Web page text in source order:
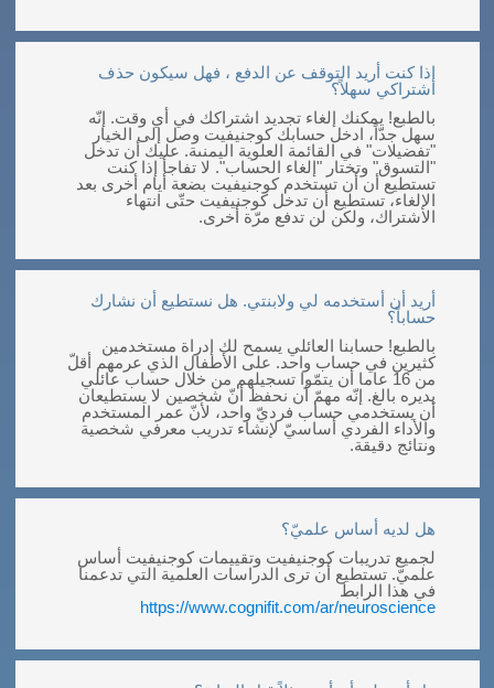
إذا كنت أريد التوقف عن الدفع ، فهل سيكون حذف
اشتراكي سهلاً؟
بالطبع! يمكنك إلغاء تجديد اشتراكك في أي وقت. إنّه
سهل جدّاً، ادخل حسابك كوجنيفيت وصل إلى الخيار
"تفضيلات" في القائمة العلوية اليمنىة. عليك أن تدخل
"التسوق" وتختار "إلغاء الحساب". لا تفاجأ إذا كنت
تستطيع أن أن تستخدم كوجنيفيت بضعة أيام أخرى بعد
الإلغاء، تستطيع أن تدخل كوجنيفيت حتّى انتهاء
الاشتراك، ولكن لن تدفع مرّة أخرى.
أريد أن أستخدمه لي ولابنتي. هل نستطيع أن نشارك
حساباً؟
بالطبع! حسابنا العائلي يسمح لك إدراة مستخدمين
كثيرين في حساب واحد. على الأطفال الذي عرمهم أقلّ
من 16 عاما أن يتمّوا تسجيلهم من خلال حساب عائلي
يديره بالغ. إنّه مهمّ أن نحفظ أنّ شخصين لا يستطيعان
أن يستخدمي حساب فرديّ واحد، لأنّ عمر المستخدم
والأداء الفردي أساسيّ لإنشاء تدريب معرفي شخصية
ونتائج دقيقة.
هل لديه أساس علميّ؟
لجميع تدريبات كوجنيفيت وتقييمات كوجنيفيت أساس
علميّ. تستطيع أن ترى الدراسات العلمية التي تدعمنا
في هذا الرابط
https://www.cognifit.com/ar/neuroscience